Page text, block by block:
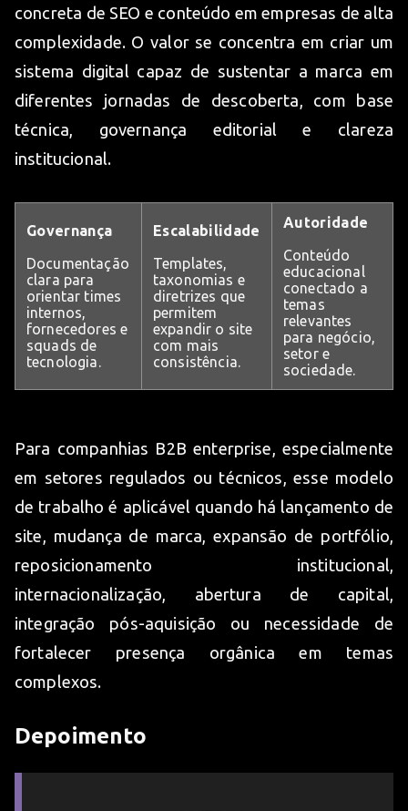
concreta de SEO e conteúdo em empresas de alta
complexidade. O valor se concentra em criar um
sistema digital capaz de sustentar a marca em
diferentes jornadas de descoberta, com base
técnica, governança editorial e clareza
institucional.
Governança
Documentação
clara para
orientar times
internos,
fornecedores e
squads de
tecnologia.
Escalabilidade
Templates,
taxonomias e
diretrizes que
permitem
expandir o site
com mais
consistência.
Autoridade
Conteúdo
educacional
conectado a
temas
relevantes
para negócio,
setor e
sociedade.
Para companhias B2B enterprise, especialmente
em setores regulados ou técnicos, esse modelo
de trabalho é aplicável quando há lançamento de
site, mudança de marca, expansão de portfólio,
reposicionamento institucional,
internacionalização, abertura de capital,
integração pós-aquisição ou necessidade de
fortalecer presença orgânica em temas
complexos.
Depoimento